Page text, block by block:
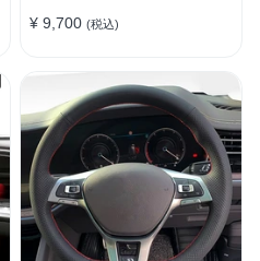
け簡単 38CM
¥ 9,700 (税込)